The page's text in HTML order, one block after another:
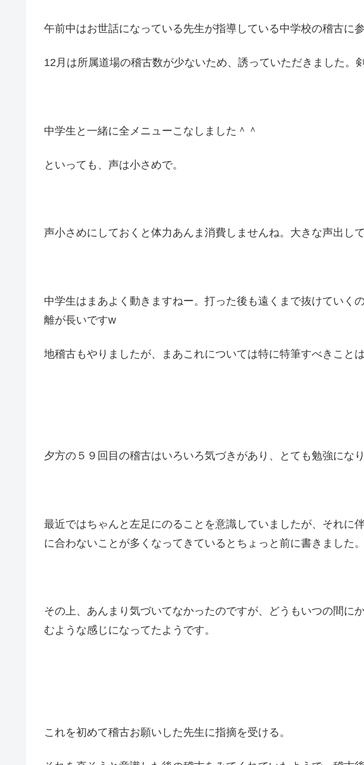
午前中はお世話になっている先生が指導している中学校の稽古に参
12月は所属道場の稽古数が少ないため、誘っていただきました。
中学生と一緒に全メニューこなしました＾＾
といっても、声は小さめで。
声小さめにしておくと体力あんま消費しませんね。大きな声出し
中学生はまあよく動きますねー。打った後も遠くまで抜けていく
離が長いですw
地稽古もやりましたが、まあこれについては特に特筆すべきことは
夕方の５９回目の稽古はいろいろ気づきがあり、とても勉強になり
最近ではちゃんと左足にのることを意識していましたが、それに
に合わないことが多くなってきているとちょっと前に書きました。
その上、あんまり気づいてなかったのですが、どうもいつの間に
むような感じになってたようです。
これを初めて稽古お願いした先生に指摘を受ける。